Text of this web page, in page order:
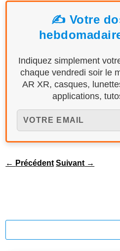
✍️ Votre
Indiquez simplement
chaque vendredi soir le
AR XR, casques,
applications,
← Précédent Suivant →